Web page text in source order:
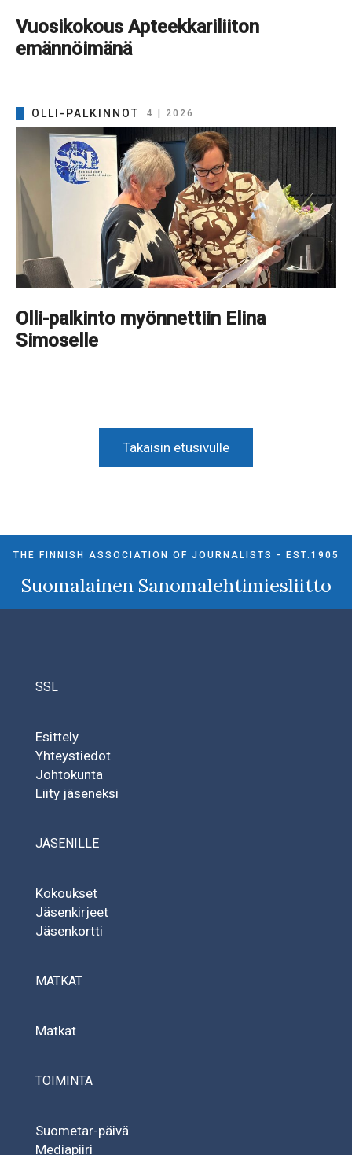
Vuosikokous Apteekkariliiton
emännöimänä
OLLI-PALKINNOT 4 | 2026
Olli-palkinto myönnettiin Elina
Simoselle
Takaisin etusivulle
THE FINNISH ASSOCIATION OF JOURNALISTS - EST.1905
Suomalainen Sanomalehtimiesliitto
SSL
Esittely
Yhteystiedot
Johtokunta
Liity jäseneksi
JÄSENILLE
Kokoukset
Jäsenkirjeet
Jäsenkortti
MATKAT
Matkat
TOIMINTA
Suometar-päivä
Mediapiiri